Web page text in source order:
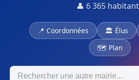
👤 6 365
📍 Coordonnées 🏛 Élus
🗺 Plan